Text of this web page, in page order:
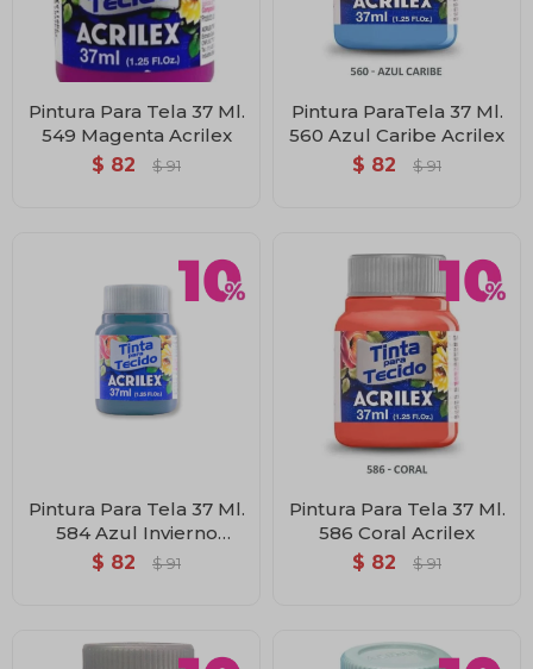
Pintura Para Tela 37 Ml.
549 Magenta Acrilex
$ 82 $ 91
Pintura ParaTela 37 Ml.
560 Azul Caribe Acrilex
$ 82 $ 91
Pintura Para Tela 37 Ml.
584 Azul Invierno
Acrilex
$ 82 $ 91
Pintura Para Tela 37 Ml.
586 Coral Acrilex
$ 82 $ 91